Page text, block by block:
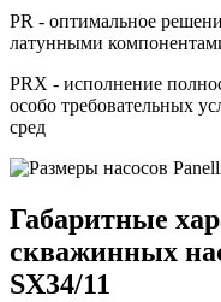
PR - оптимальное
латунными
PRX - исполнение
особо требовательных
сред
Габаритные
скважинных
SX34/11